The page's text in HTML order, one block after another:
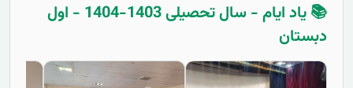
📚 یاد ایام - سال تحصیلی 1403-1404 - اول
دبستان